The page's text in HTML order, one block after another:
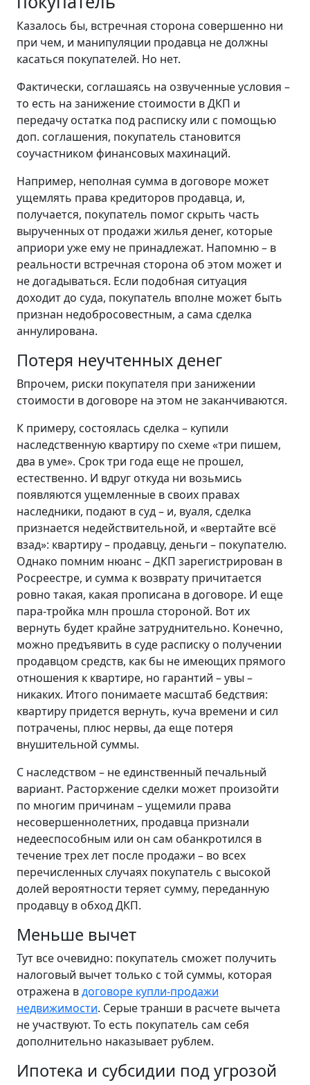
Казалось бы, встречная сторона совершенно ни
при чем, и манипуляции продавца не должны
касаться покупателей. Но нет.
Фактически, соглашаясь на озвученные условия –
то есть на занижение стоимости в ДКП и
передачу остатка под расписку или с помощью
доп. соглашения, покупатель становится
соучастником финансовых махинаций.
Например, неполная сумма в договоре может
ущемлять права кредиторов продавца, и,
получается, покупатель помог скрыть часть
вырученных от продажи жилья денег, которые
априори уже ему не принадлежат. Напомню – в
реальности встречная сторона об этом может и
не догадываться. Если подобная ситуация
доходит до суда, покупатель вполне может быть
признан недобросовестным, а сама сделка
аннулирована.
Потеря неучтенных денег
Впрочем, риски покупателя при занижении
стоимости в договоре на этом не заканчиваются.
К примеру, состоялась сделка – купили
наследственную квартиру по схеме «три пишем,
два в уме». Срок три года еще не прошел,
естественно. И вдруг откуда ни возьмись
появляются ущемленные в своих правах
наследники, подают в суд – и, вуаля, сделка
признается недействительной, и «вертайте всё
взад»: квартиру – продавцу, деньги – покупателю.
Однако помним нюанс – ДКП зарегистрирован в
Росреестре, и сумма к возврату причитается
ровно такая, какая прописана в договоре. И еще
пара-тройка млн прошла стороной. Вот их
вернуть будет крайне затруднительно. Конечно,
можно предъявить в суде расписку о получении
продавцом средств, как бы не имеющих прямого
отношения к квартире, но гарантий – увы –
никаких. Итого понимаете масштаб бедствия:
квартиру придется вернуть, куча времени и сил
потрачены, плюс нервы, да еще потеря
внушительной суммы.
С наследством – не единственный печальный
вариант. Расторжение сделки может произойти
по многим причинам – ущемили права
несовершеннолетних, продавца признали
недееспособным или он сам обанкротился в
течение трех лет после продажи – во всех
перечисленных случаях покупатель с высокой
долей вероятности теряет сумму, переданную
продавцу в обход ДКП.
Меньше вычет
Тут все очевидно: покупатель сможет получить
налоговый вычет только с той суммы, которая
отражена вдоговоре купли-продажи
недвижимости. Серые транши в расчете вычета
не участвуют. То есть покупатель сам себя
дополнительно наказывает рублем.
Ипотека и субсидии под угрозой